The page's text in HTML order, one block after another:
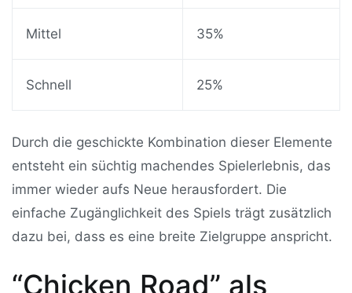
Mittel 35%
Schnell 25%
Durch die geschickte Kombination dieser Elemente
entsteht ein süchtig machendes Spielerlebnis, das
immer wieder aufs Neue herausfordert. Die
einfache Zugänglichkeit des Spiels trägt zusätzlich
dazu bei, dass es eine breite Zielgruppe anspricht.
“Chicken Road” als